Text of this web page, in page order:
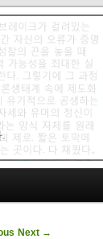
Next →